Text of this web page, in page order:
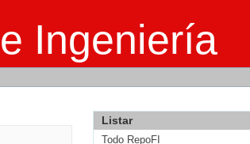
Ingeniería
Listar
Todo RepoFI